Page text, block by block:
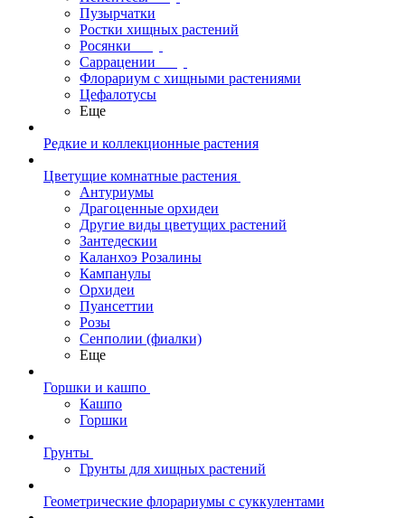
Пузырчатки
Ростки хищных растений
Росянки
Саррацении
Флорариум с хищными растениями
Цефалотусы
Еще
Редкие и коллекционные растения
Цветущие комнатные растения
Антуриумы
Драгоценные орхидеи
Другие виды цветущих растений
Зантедескии
Каланхоэ Розалины
Кампанулы
Орхидеи
Пуансеттии
Розы
Сенполии (фиалки)
Еще
Горшки и кашпо
Кашпо
Горшки
Грунты
Грунты для хищных растений
Геометрические флорариумы с суккулентами